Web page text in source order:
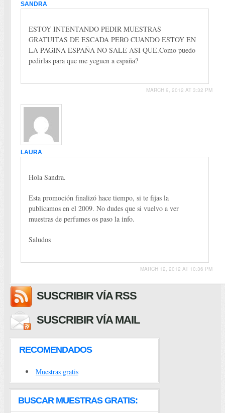
SANDRA
ESTOY INTENTANDO PEDIR MUESTRAS
GRATUITAS DE ESCADA PERO CUANDO ESTOY EN
LA PAGINA ESPAÑA NO SALE ASI QUE.Como puedo
pedirlas para que me yeguen a españa?
MARCH 9, 2012 AT 3:32 PM
LAURA
Hola Sandra.
Esta promoción finalizó hace tiempo, si te fijas la
publicamos en el 2009. No dudes que si vuelvo a ver
muestras de perfumes os paso la info.
Saludos
MARCH 12, 2012 AT 10:36 PM
SUSCRIBIR VÍA RSS
SUSCRIBIR VÍA MAIL
RECOMENDADOS
Muestras gratis
BUSCAR MUESTRAS GRATIS: